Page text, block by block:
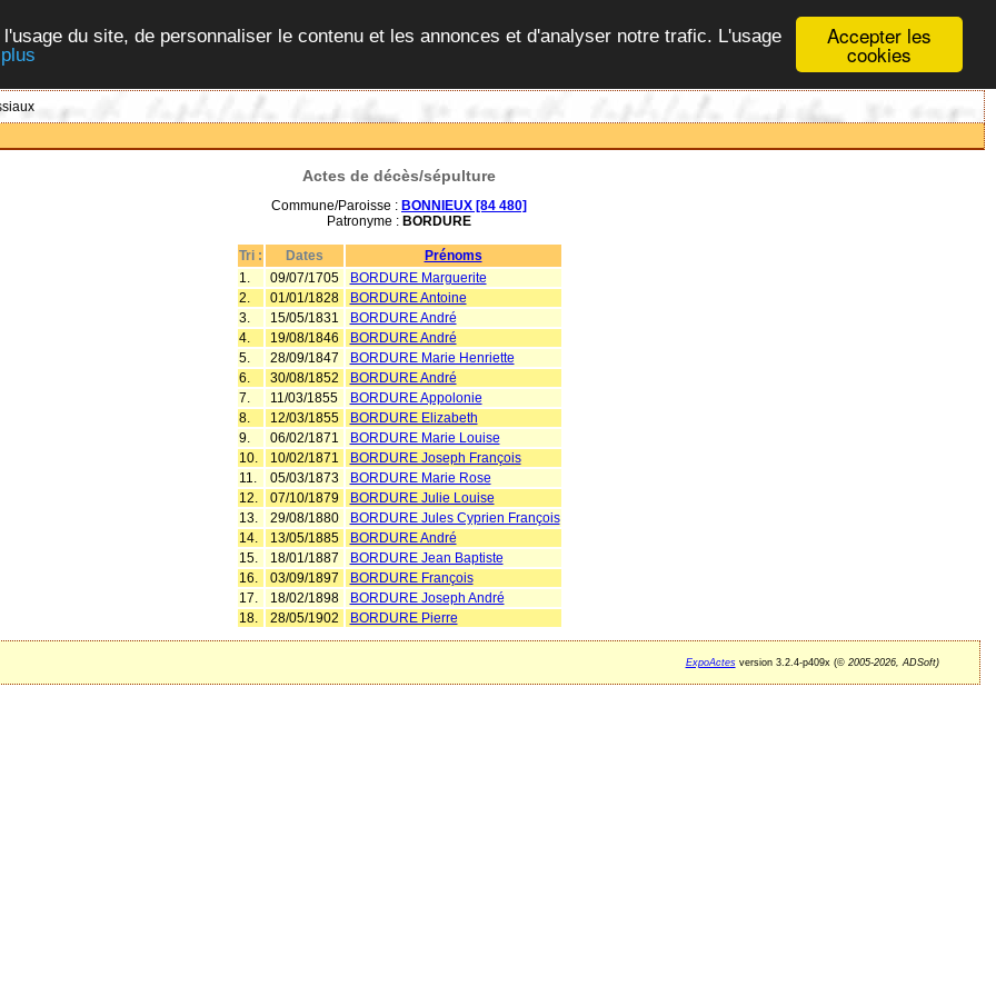
Accepter les
cookies
du site, de personnaliser le contenu et les annonces et d'analyser notre trafic. L'usage
Actes de décès/sépulture
Commune/Paroisse : BONNIEUX [84 480]
Patronyme : BORDURE
Tri : Dates
Prénoms
1.
09/07/1705
BORDURE Marguerite
2.
01/01/1828
BORDURE Antoine
3.
15/05/1831
BORDURE André
4.
19/08/1846
BORDURE André
5.
28/09/1847
BORDURE Marie Henriette
6.
30/08/1852
BORDURE André
7.
11/03/1855
BORDURE Appolonie
8.
12/03/1855
BORDURE Elizabeth
9.
06/02/1871
BORDURE Marie Louise
10.
10/02/1871
BORDURE Joseph François
11.
05/03/1873
BORDURE Marie Rose
12.
07/10/1879
BORDURE Julie Louise
13.
29/08/1880
BORDURE Jules Cyprien François
14.
13/05/1885
BORDURE André
15.
18/01/1887
BORDURE Jean Baptiste
16.
03/09/1897
BORDURE François
17.
18/02/1898
BORDURE Joseph André
18.
28/05/1902 BORDURE Pierre
ExpoActesversion 3.2.4-p409x (©2005-2026, ADSoft)